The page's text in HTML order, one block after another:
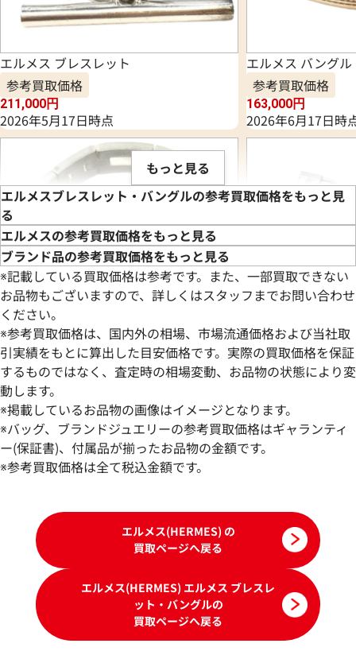
エルメス ブレスレット
参考買取価格
211,000円
2026年5月17日時点
エルメス バングル
参考買取価格
163,000円
2026年6月17日時
エルメス ブレスレット
参考買取価格
160,000
2026年5月17日時点
参考買取価格
153,000円
2026年6月17日時
もっと見る
エルメスブレスレット・バングルの参考買取価格をもっと見
る
エルメスの参考買取価格をもっと見る
ブランド品の参考買取価格をもっと見る
※記載している買取価格は参考です。また、一部買取できない
お品物もございますので、詳しくはスタッフまでお問い合わせ
ください。
※参考買取価格は、国内外の相場、市場流通価格および当社取
引実績をもとに算出した目安価格です。実際の買取価格を保証
するものではなく、査定時の相場変動、お品物の状態により変
動します。
※掲載しているお品物の画像はイメージとなります。
※バッグ、ブランドジュエリーの参考買取価格はギャランティ
ー(保証書)、付属品が揃ったお品物の金額です。
※参考買取価格は全て税込金額です。
エルメス(HERMES) の
買取ページへ戻る
エルメス(HERMES) エルメス ブレスレ
ット・バングルの
買取ページへ戻る